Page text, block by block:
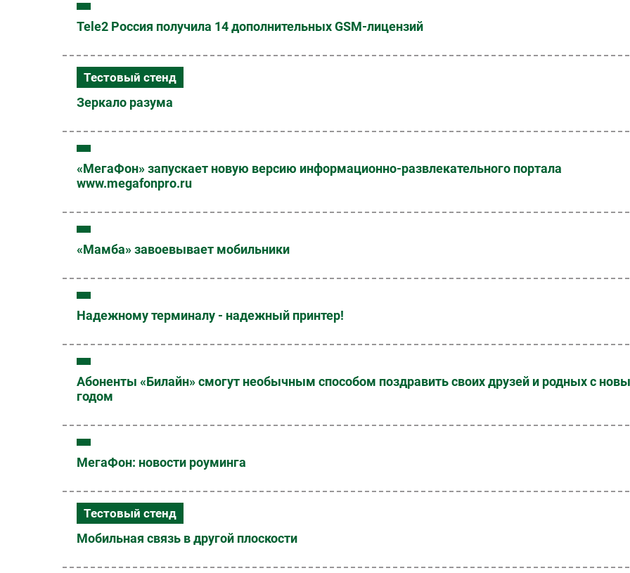
Tele2 Россия получила 14 дополнительных GSM-лицензий
Тестовый стенд
Зеркало разума
«МегаФон» запускает новую версию информационно-развлекательного портала
www.megafonpro.ru
«Мамба» завоевывает мобильники
Надежному терминалу - надежный принтер!
Абоненты «Билайн» смогут необычным способом поздравить своих друзей и родных с
годом
МегаФон: новости роуминга
Тестовый стенд
Мобильная связь в другой плоскости